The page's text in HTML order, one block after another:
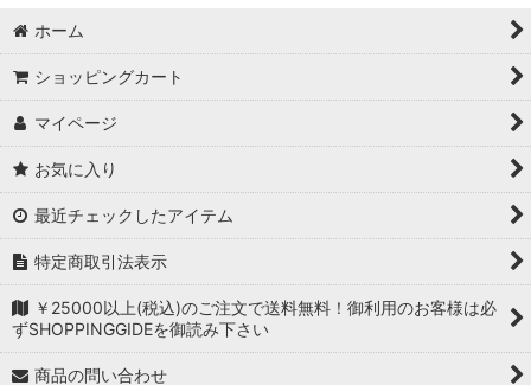
ホーム
ショッピングカート
マイページ
お気に入り
最近チェックしたアイテム
特定商取引法表示
￥25000以上(税込)のご注文で送料無料！御利用のお客様は必
ずSHOPPINGGIDEを御読み下さい
商品の問い合わせ